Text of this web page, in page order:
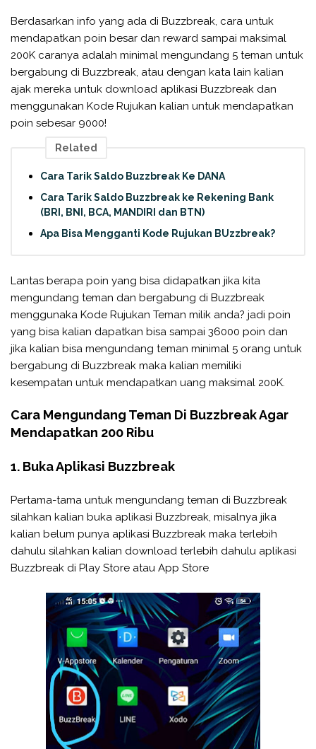
Berdasarkan info yang ada di Buzzbreak, cara untuk
mendapatkan poin besar dan reward sampai maksimal
200K caranya adalah minimal mengundang 5 teman untuk
bergabung di Buzzbreak, atau dengan kata lain kalian
ajak mereka untuk download aplikasi Buzzbreak dan
menggunakan Kode Rujukan kalian untuk mendapatkan
poin sebesar 9000!
Related
Cara Tarik Saldo Buzzbreak Ke DANA
Cara Tarik Saldo Buzzbreak ke Rekening Bank
(BRI, BNI, BCA, MANDIRI dan BTN)
Apa Bisa Mengganti Kode Rujukan BUzzbreak?
Lantas berapa poin yang bisa didapatkan jika kita
mengundang teman dan bergabung di Buzzbreak
menggunaka Kode Rujukan Teman milik anda? jadi poin
yang bisa kalian dapatkan bisa sampai 36000 poin dan
jika kalian bisa mengundang teman minimal 5 orang untuk
bergabung di Buzzbreak maka kalian memiliki
kesempatan untuk mendapatkan uang maksimal 200K.
Cara Mengundang Teman Di Buzzbreak Agar
Mendapatkan 200 Ribu
1. Buka Aplikasi Buzzbreak
Pertama-tama untuk mengundang teman di Buzzbreak
silahkan kalian buka aplikasi Buzzbreak, misalnya jika
kalian belum punya aplikasi Buzzbreak maka terlebih
dahulu silahkan kalian download terlebih dahulu aplikasi
Buzzbreak di Play Store atau App Store